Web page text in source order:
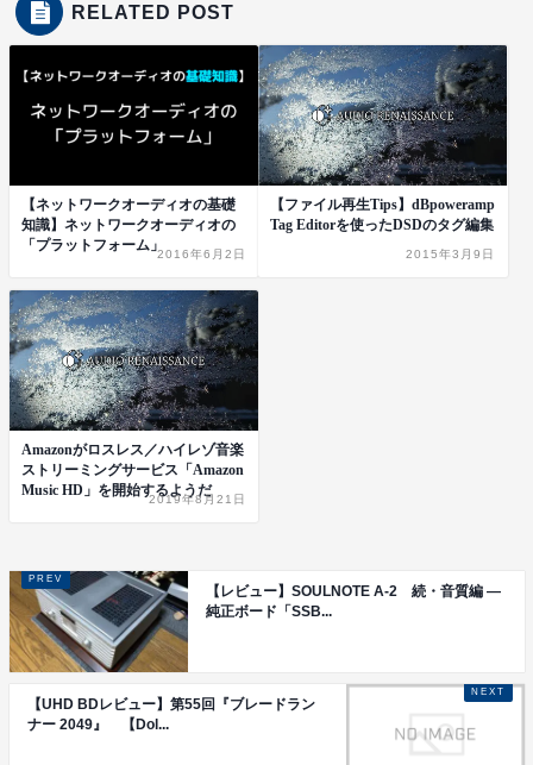
RELATED POST
【ネットワークオーディオの基礎
知識】ネットワークオーディオの
「プラットフォーム」
2016年6月2日
【ファイル再生Tips】dBpoweramp
Tag Editorを使ったDSDのタグ編集
2015年3月9日
Amazonがロスレス／ハイレゾ音楽
ストリーミングサービス「Amazon
Music HD」を開始するようだ
2019年8月21日
【レビュー】SOULNOTE A-2 続・音質編 ―
純正ボード「SSB...
【UHD BDレビュー】第55回『ブレードラン
ナー 2049』 【Dol...